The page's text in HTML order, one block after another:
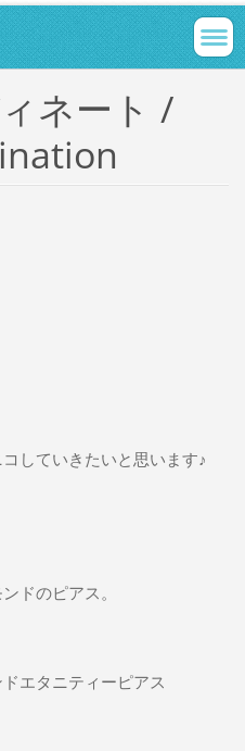
ネート /
していきたいと思います♪
ドのピアス。
エタニティーピアス